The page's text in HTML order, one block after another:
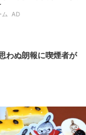
ム AD
わぬ朗報に喫煙者が